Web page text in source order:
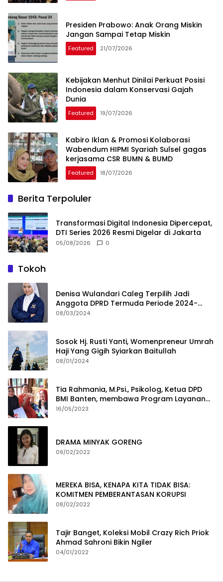
Presiden Prabowo: Anak Orang Miskin
Jangan Sampai Tetap Miskin
Featured 21/07/2026
Kebijakan Menhut Dinilai Perkuat Posisi
Indonesia dalam Konservasi Gajah
Dunia
Featured 19/07/2026
Kabiro Iklan & Promosi Kolaborasi
Wabendum HIPMI Syariah Sulsel gagas
kerjasama CSR BUMN & BUMD
Featured 18/07/2026
Berita Terpoluler
Transformasi Digital Indonesia Dipercepat,
DTI Series 2026 Resmi Digelar di Jakarta
05/08/2026 0
Tokoh
Denisa Wulandari Caleg Terpilih Jadi
Anggota DPRD Termuda Periode 2024-
2029
08/03/2024
Sosok Hj. Rusti Yanti, Womenpreneur Umrah
Haji Yang Gigih Syiarkan Baitullah
08/01/2024
Tia Rahmania, M.Psi., Psikolog, Ketua DPD
BMI Banten, membawa Program Layanan
Pembuatan Dokumen Kependudukan
16/05/2023
DRAMA MINYAK GORENG
09/02/2022
MEREKA BISA, KENAPA KITA TIDAK BISA:
KOMITMEN PEMBERANTASAN KORUPSI
08/02/2022
Tajir Banget, Koleksi Mobil Crazy Rich Priok
Ahmad Sahroni Bikin Ngiler
04/01/2022